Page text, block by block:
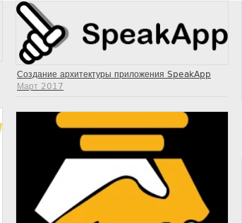
Создание архитектуры приложения SpeakApp
Март 2017